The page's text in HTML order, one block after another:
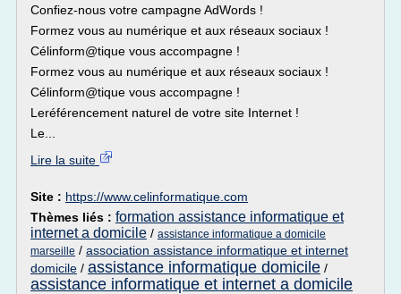
Confiez-nous votre campagne AdWords !
Formez vous au numérique et aux réseaux sociaux !
Célinform@tique vous accompagne !
Formez vous au numérique et aux réseaux sociaux !
Célinform@tique vous accompagne !
Leréférencement naturel de votre site Internet !
Le...
Lire la suite
Site : https://www.celinformatique.com
Thèmes liés : formation assistance informatique et
internet a domicile / assistance informatique a domicile
marseille / association assistance informatique et internet
domicile / assistance informatique domicile /
assistance informatique et internet a domicile